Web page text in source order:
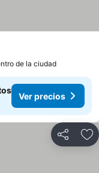
de la ciudad
Ver precios
Compartir